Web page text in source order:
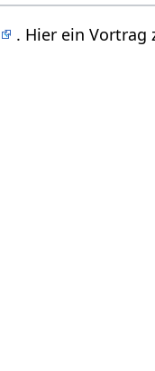
. Hier ein Vortrag